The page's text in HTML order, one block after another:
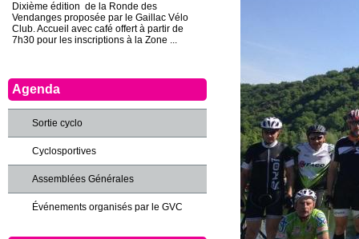
Dixième édition de la Ronde des
Vendanges proposée par le Gaillac Vélo
Club. Accueil avec café offert à partir de
7h30 pour les inscriptions à la Zone ...
Agenda
Sortie cyclo
Cyclosportives
Assemblées Générales
Événements organisés par le GVC